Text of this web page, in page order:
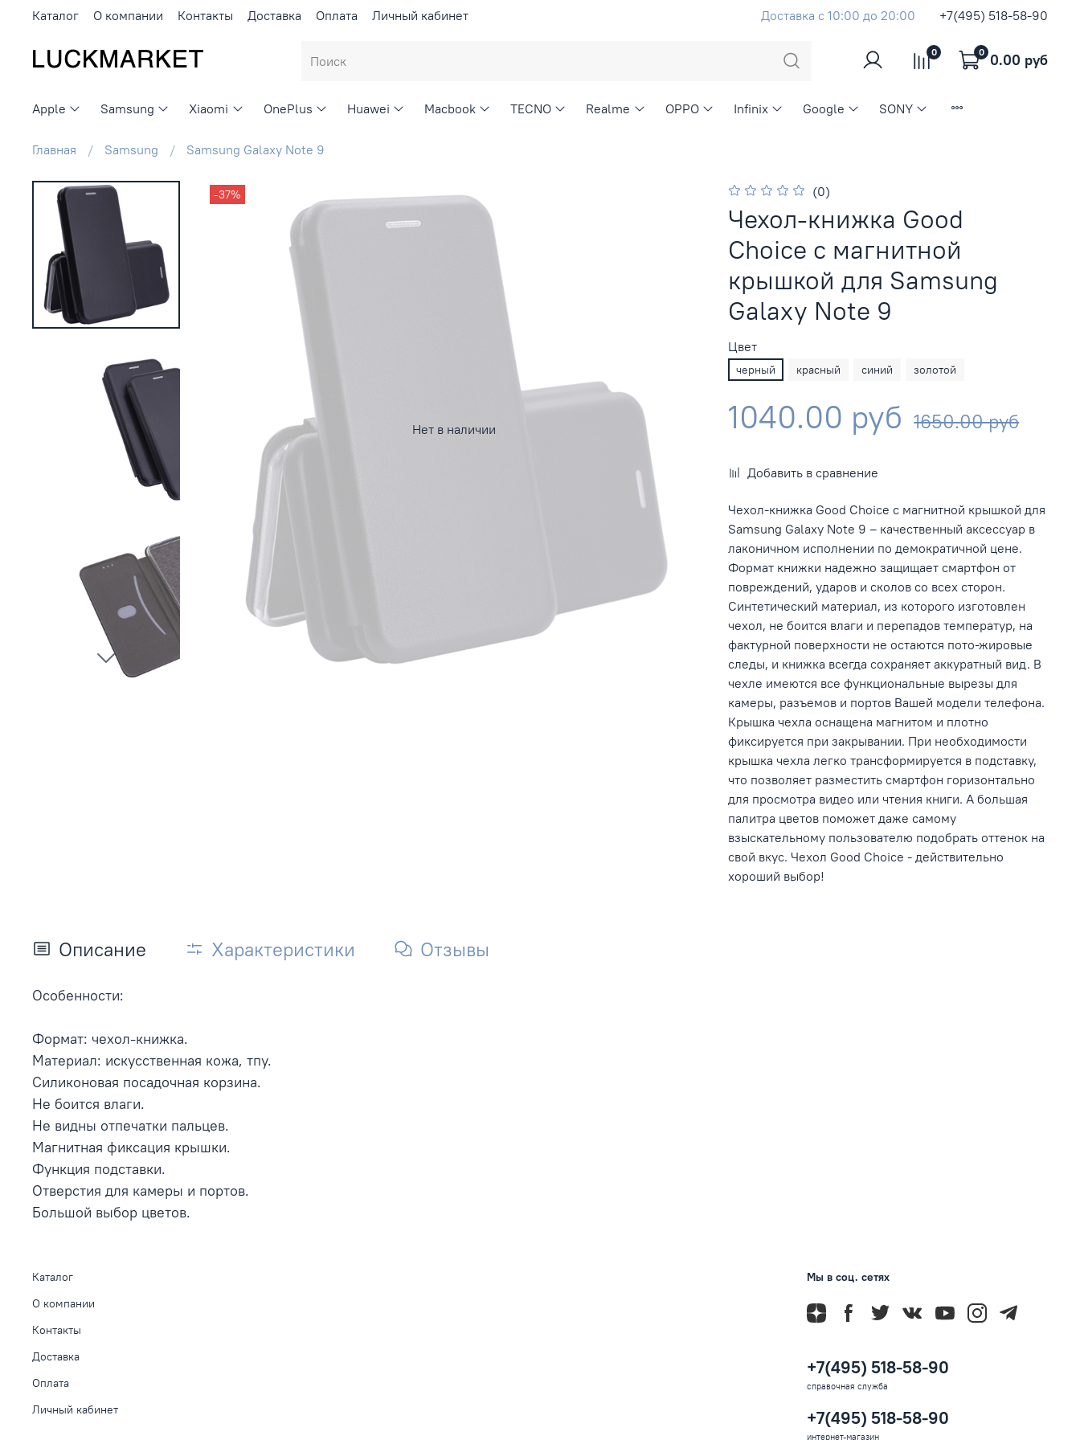
Каталог О компании Контакты Доставка Оплата Личный кабинет Доставка с 10:00 до 20:00 +7(495) 518-58-90
0 0 0.00 руб
Apple Samsung Xiaomi OnePlus Huawei Macbook TECNO Realme OPPO Infinix Google SONY
Главная Samsung Samsung Galaxy Note 9
Нет в наличии
-37% (0)
Чехол-книжка Good
Choice с магнитной
крышкой для Samsung
Galaxy Note 9
Цвет
черный красный синий золотой
1040.00 руб 1650.00 руб
Добавить в сравнение
Чехол-книжка Good Choice с магнитной крышкой для
Samsung Galaxy Note 9 – качественный аксессуар в
лаконичном исполнении по демократичной цене.
Формат книжки надежно защищает смартфон от
повреждений, ударов и сколов со всех сторон.
Синтетический материал, из которого изготовлен
чехол, не боится влаги и перепадов температур, на
фактурной поверхности не остаются пото-жировые
следы, и книжка всегда сохраняет аккуратный вид. В
чехле имеются все функциональные вырезы для
камеры, разъемов и портов Вашей модели телефона.
Крышка чехла оснащена магнитом и плотно
фиксируется при закрывании. При необходимости
крышка чехла легко трансформируется в подставку,
что позволяет разместить смартфон горизонтально
для просмотра видео или чтения книги. А большая
палитра цветов поможет даже самому
взыскательному пользователю подобрать оттенок на
свой вкус. Чехол Good Choice - действительно
хороший выбор!
Описание Характеристики Отзывы
Особенности:
Формат: чехол-книжка.
Материал: искусственная кожа, тпу.
Силиконовая посадочная корзина.
Не боится влаги.
Не видны отпечатки пальцев.
Магнитная фиксация крышки.
Функция подставки.
Отверстия для камеры и портов.
Большой выбор цветов.
Каталог
О компании
Контакты
Доставка
Оплата
Личный кабинет
Мы в соц. сетях
+7(495) 518-58-90
справочная служба
+7(495) 518-58-90
интернет-магазин